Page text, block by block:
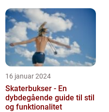
16 januar 2024
Skaterbukser - En
dybdegående guide til stil
og funktionalitet